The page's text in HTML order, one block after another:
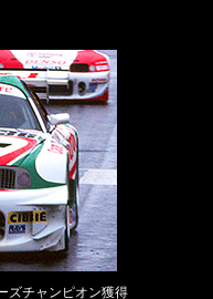
ズチャンピオン獲得